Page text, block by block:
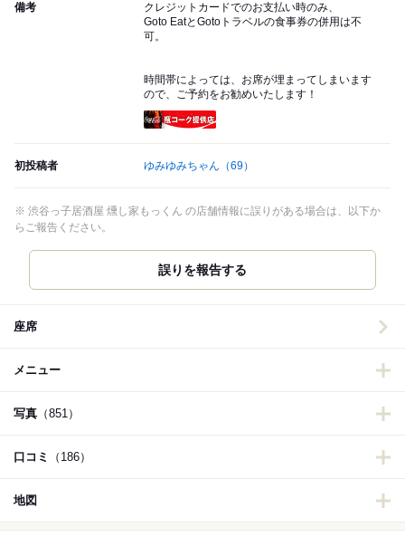
備考
クレジットカードでのお支払い時のみ、
Goto EatとGotoトラベルの食事券の併用は不
可。
時間帯によっては、お席が埋まってしまいます
ので、ご予約をお勧めいたします！
初投稿者 ゆみゆみちゃん （69）
※ 渋谷っ子居酒屋 燻し家もっくん の店舗情報に誤りがある場合は、以下か
らご報告ください。
誤りを報告する
座席
メニュー
写真 （851）
口コミ （186）
地図